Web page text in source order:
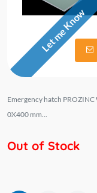
Let me Know
Emergency hatch PROZINC
0X400 mm...
Out of Stock